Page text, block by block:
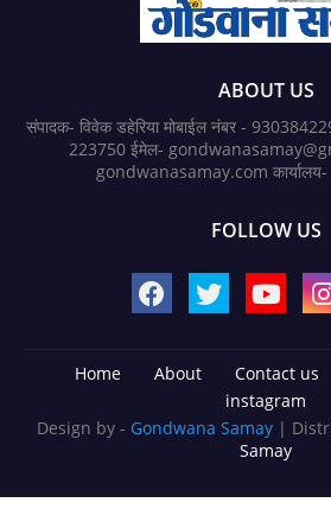
ABOUT US
संपादक- विवेक डहेरिया मोबाईल नंबर -
223750 ईमेल-
gondwanasamay.com कार्यालय-
FOLLOW US
Home About Contact us
instagram
Design by - Gondwana Samay |
Samay